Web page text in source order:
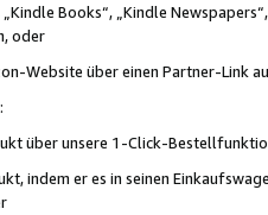
Books“, „Kindle
oder
Website über einen Partner-Link
über unsere 1-Click-
indem er es in seinen